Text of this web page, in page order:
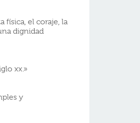
física, el coraje, la
dignidad
xx.»
y